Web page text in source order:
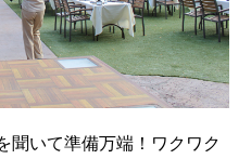
聞いて準備万端！ワクワク